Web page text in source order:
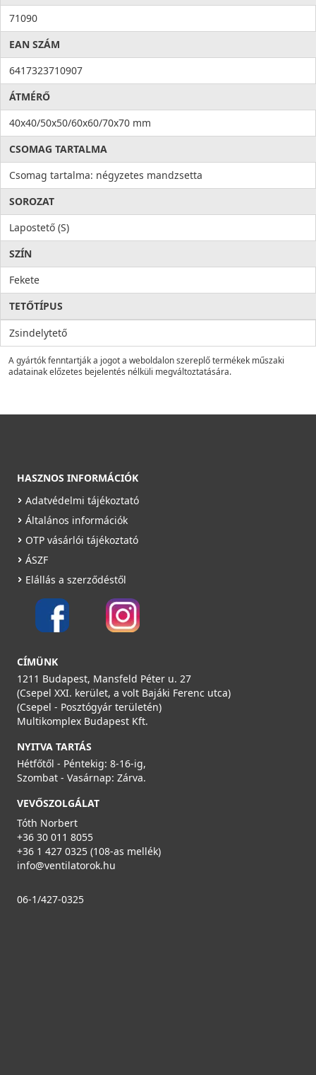
71090
EAN SZÁM
6417323710907
ÁTMÉRŐ
40x40/50x50/60x60/70x70 mm
CSOMAG TARTALMA
Csomag tartalma: négyzetes mandzsetta
SOROZAT
Lapostető (S)
SZÍN
Fekete
TETŐTÍPUS
Zsindelytető
A gyártók fenntartják a jogot a weboldalon szereplő termékek műszaki
adatainak előzetes bejelentés nélküli megváltoztatására.
HASZNOS INFORMÁCIÓK
Adatvédelmi tájékoztató
Általános információk
OTP vásárlói tájékoztató
ÁSZF
Elállás a szerződéstől
CÍMÜNK
1211 Budapest, Mansfeld Péter u. 27
(Csepel XXI. kerület, a volt Bajáki Ferenc utca)
(Csepel - Posztógyár területén)
Multikomplex Budapest Kft.
NYITVA TARTÁS
Hétfőtől - Péntekig: 8-16-ig,
Szombat - Vasárnap: Zárva.
VEVŐSZOLGÁLAT
Tóth Norbert
+36 30 011 8055
+36 1 427 0325 (108-as mellék)
info@ventilatorok.hu
06-1/427-0325